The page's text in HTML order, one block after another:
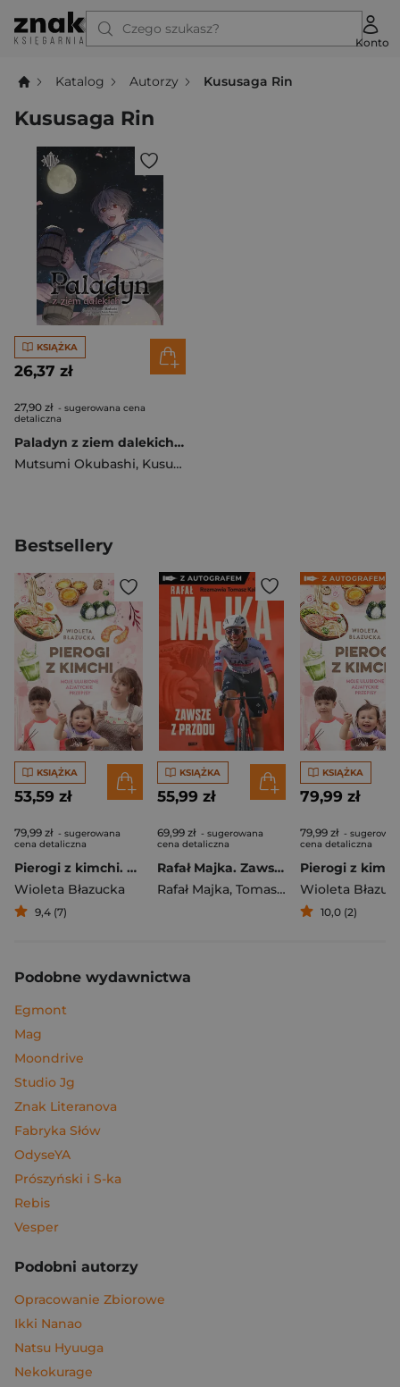
Czego szukasz?
Konto
Katalog Autorzy Kususaga Rin
Kususaga Rin
KSIĄŻKA
26,37 zł
27,90 zł - sugerowana cena
detaliczna
Paladyn z ziem dalekich. Tom 14
Mutsumi Okubashi, Kususaga Rin
Bestsellery
KSIĄŻKA
53,59 zł
79,99 zł - sugerowana
cena detaliczna
Pierogi z kimchi. Moje ulubione azjatyckie przepisy
Wioleta Błazucka
9,4 (7)
KSIĄŻKA
55,99 zł
69,99 zł - sugerowana
cena detaliczna
Rafał Majka. Zawsze z przodu. Rozmawia Tomasz Kalemba - książka z autografem
Rafał Majka, Tomasz Kalemba
KSIĄŻKA
79,99 zł
79,99 zł -
cena detaliczna
Wioleta
10,0 (2)
Podobne wydawnictwa
Egmont
Mag
Moondrive
Studio Jg
Znak Literanova
Fabryka Słów
OdyseYA
Prószyński i S-ka
Rebis
Vesper
Podobni autorzy
Opracowanie Zbiorowe
Ikki Nanao
Natsu Hyuuga
Nekokurage